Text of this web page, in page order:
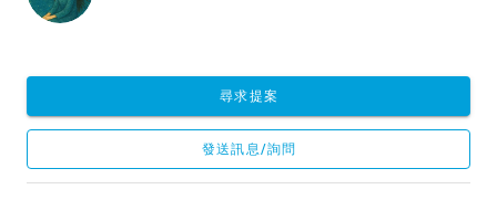
尋求提案
發送訊息/詢問